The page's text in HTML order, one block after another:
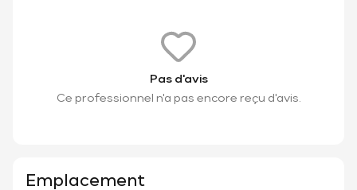
Pas d'avis
Ce professionnel n'a pas encore reçu d'avis.
Emplacement